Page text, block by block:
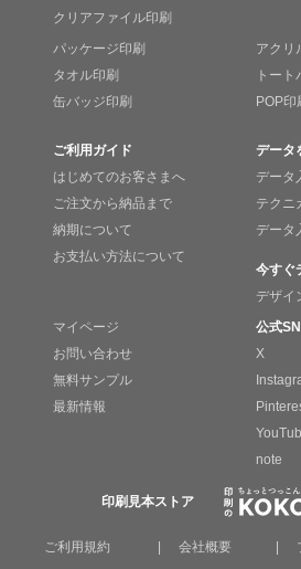
クリアファイル印刷
パッケージ印刷
タオル印刷
缶バッジ印刷
アクリ
トート
POP印
ご利用ガイド
はじめてのお客さまへ
ご注文から納品まで
納期について
お支払い方法について
データ
データ
テクニ
データ
今すぐ
デザイ
マイページ
お問い合わせ
無料サンプル
最新情報
公式
X
note
印刷見本ストア
ご利用規約 | 会社概要 |